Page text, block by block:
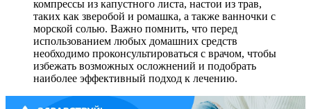
компрессы из капустного листа, настои из трав,
таких как зверобой и ромашка, а также ванночки с
морской солью. Важно помнить, что перед
использованием любых домашних средств
необходимо проконсультироваться с врачом, чтобы
избежать возможных осложнений и подобрать
наиболее эффективный подход к лечению.